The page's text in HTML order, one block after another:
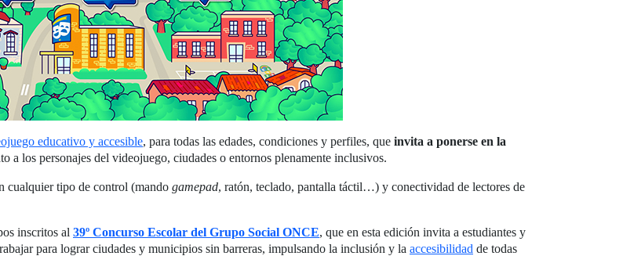
educativo y accesible, para todas las edades, condiciones y perfiles, que invita a ponerse en la
a los personajes del videojuego, ciudades o entornos plenamente inclusivos.
cualquier tipo de control (mando gamepad, ratón, teclado, pantalla táctil…) y conectividad de lectores de
inscritos al 39º Concurso Escolar del Grupo Social ONCE, que en esta edición invita a estudiantes y
para lograr ciudades y municipios sin barreras, impulsando la inclusión y la accesibilidad de todas